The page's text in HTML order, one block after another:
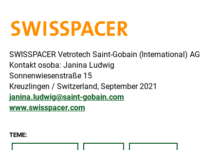
SWISSPACER Vetrotech Saint-Gobain (International) AG
Kontakt osoba: Janina Ludwig
Sonnenwiesenstraße 15
Kreuzlingen / Switzerland, September 2021
janina.ludwig@saint-gobain.com
www.swisspacer.com
TEME: